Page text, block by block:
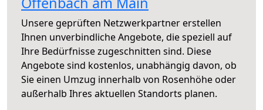
Unsere geprüften Netzwerkpartner erstellen
Ihnen unverbindliche Angebote, die speziell auf
Ihre Bedürfnisse zugeschnitten sind. Diese
Angebote sind kostenlos, unabhängig davon, ob
Sie einen Umzug innerhalb von Rosenhöhe oder
außerhalb Ihres aktuellen Standorts planen.